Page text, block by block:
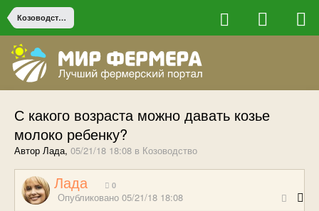
Козоводство
С какого возраста можно давать козье
молоко ребенку?
Автор Лада, 05/21/18 18:08 в Козоводство
Лада 0
Опубликовано 05/21/18 18:08